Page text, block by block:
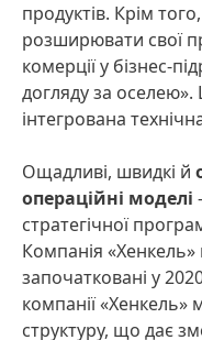
продуктів. Крім
розширювати свої
комерції у бізнес-
догляду за
інтегрована
Ощадливі, швидкі й
операційні моделі
стратегічної
Компанія
започатковані у
компанії
структуру, що дає